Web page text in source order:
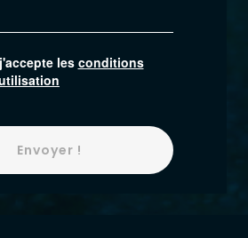
les conditions
Envoyer !